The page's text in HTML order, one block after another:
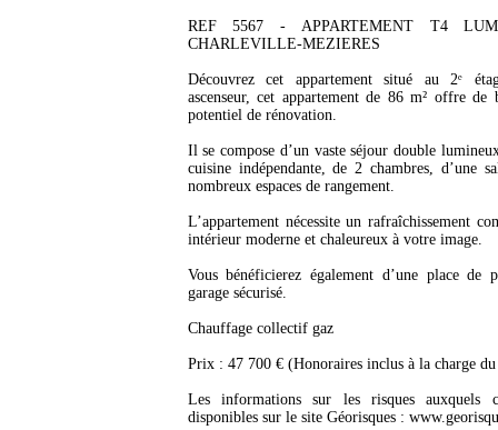
REF 5567 - APPARTEMENT T4
CHARLEVILLE-MEZIERES
Découvrez cet appartement situé au 2ᵉ
ascenseur, cet appartement de 86 m² offre
potentiel de rénovation.
Il se compose d’un vaste séjour double
cuisine indépendante, de 2 chambres, d’une
nombreux espaces de rangement.
L’appartement nécessite un rafraîchissement
intérieur moderne et chaleureux à votre image.
Vous bénéficierez également d’une place de
garage sécurisé.
Chauffage collectif gaz
Prix : 47 700 € (Honoraires inclus à la charge
Les informations sur les risques auxquels
disponibles sur le site Géorisques :